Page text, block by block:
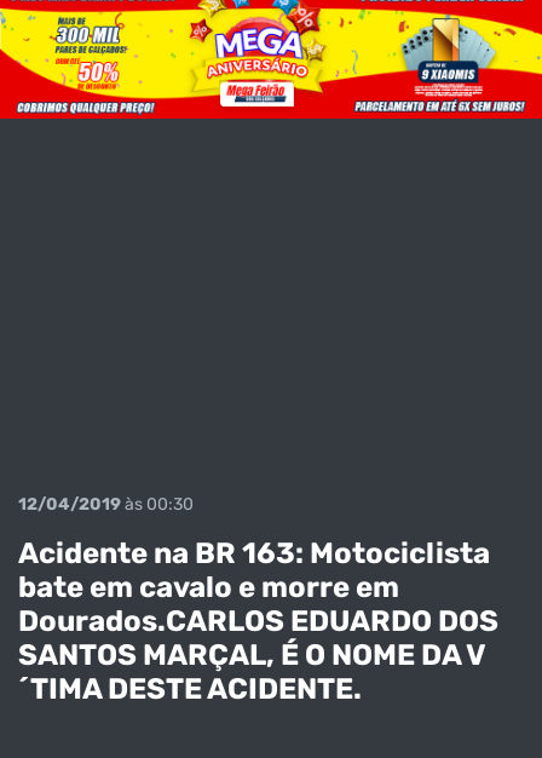
12/04/2019às 00:30
Acidente na BR 163: Motociclista
bate em cavalo e morre em
Dourados.CARLOS EDUARDO DOS
SANTOS MARÇAL, É O NOME DA V
´TIMA DESTE ACIDENTE.